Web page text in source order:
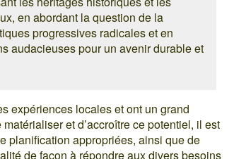
en abordant la question de la
progressives radicales et en
audacieuses pour un avenir durable et
expériences locales et ont un grand
et d’accroître ce potentiel, il est
planification appropriées, ainsi que de
de façon à répondre aux divers besoins